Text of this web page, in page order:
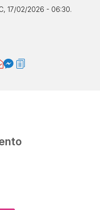
17/02/2026 - 06:30.